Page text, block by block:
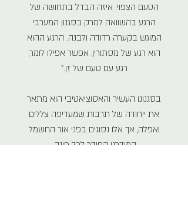
הטעם הצפוי. איזה הבדל בתחושה של
הרגע בהשוואה למרק בסגנון המערבי
המוגש בקערה רדודה ולבנה. הרגע ההוא
הוא רגע של מסתורין, אפשר אפילו לומר,
רגע עם טעם של זֵן.״
בסגנונו העשיר והאסוציאטיבי הוא מתאר
את ייחודה של תרבות שמעדיפה צללים
ואפלה, אך אלו נסוגים בפני אור החשמל
המודרני החודר לכל פינה.